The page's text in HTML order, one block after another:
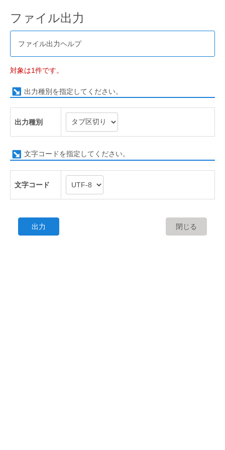
ファイル出力
ファイル出力ヘルプ
対象は1件です。
出力種別を指定してください。
出力種別
文字コードを指定してください。
文字コード